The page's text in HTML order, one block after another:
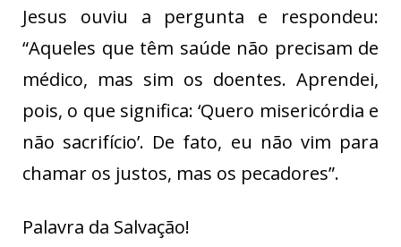
Jesus ouviu a pergunta e respondeu:
“Aqueles que têm saúde não precisam de
médico, mas sim os doentes. Aprendei,
pois, o que significa: ‘Quero misericórdia e
não sacrifício’. De fato, eu não vim para
chamar os justos, mas os pecadores”.
Palavra da Salvação!